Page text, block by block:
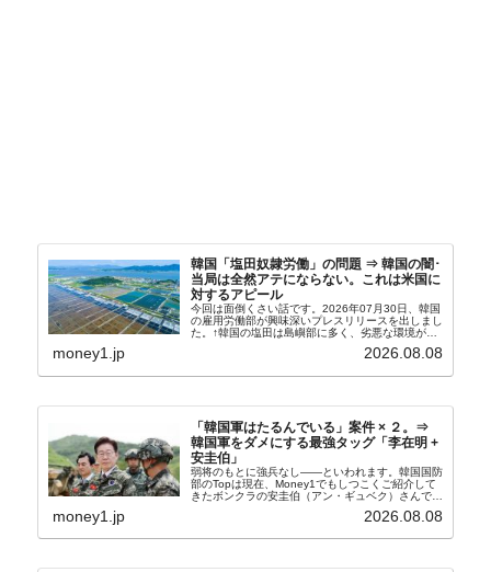
韓国「塩田奴隷労働」の問題 ⇒ 韓国の闇･
当局は全然アテにならない。これは米国に
対するアピール
今回は面倒くさい話です。2026年07月30日、韓国
の雇用労働部が興味深いプレスリリースを出しまし
た。↑韓国の塩田は島嶼部に多く、劣悪な環境が一
般に見られることが少ないため、事件の発覚を妨げ
たといわれます（後述）。これは、いわゆる「塩田
money1.jp 2026.08.08
「韓国軍はたるんでいる」案件 × ２。⇒
韓国軍をダメにする最強タッグ「李在明 +
安圭伯」
弱将のもとに強兵なし――といわれます。韓国国防
部のTopは現在、Money1でもしつこくご紹介して
きたボンクラの安圭伯（アン・ギュベク）さんで
さんと「韓国初の文官上がり」の国防部長官安圭伯
money1.jp 2026.08.08